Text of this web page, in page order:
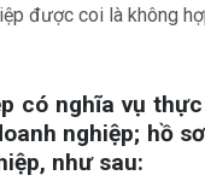
được coi là không
có nghĩa vụ
nghiệp; hồ
như sau: